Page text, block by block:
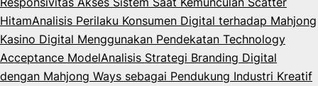
HitamAnalisis Perilaku Konsumen Digital terhadap Mahjong
Kasino Digital Menggunakan Pendekatan Technology
Acceptance ModelAnalisis Strategi Branding Digital
dengan Mahjong Ways sebagai Pendukung Industri Kreatif